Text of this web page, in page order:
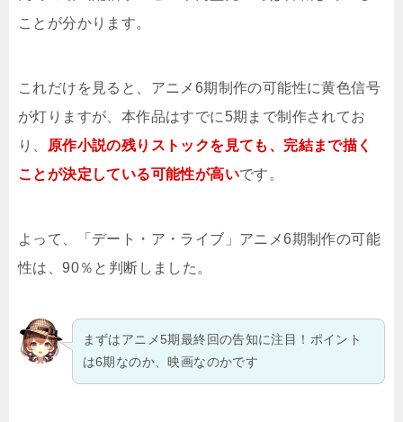
ことが分かります。
これだけを見ると、アニメ6期制作の可能性に黄色信号
が灯りますが、本作品はすでに5期まで制作されてお
り、
原作小説の残りストックを見ても、完結まで描く
ことが決定している可能性が高いです。
よって、「デート・ア・ライブ」アニメ6期制作の可能
性は、90％と判断しました。
まずはアニメ5期最終回の告知に注目！ポイント
は6期なのか、映画なのかです